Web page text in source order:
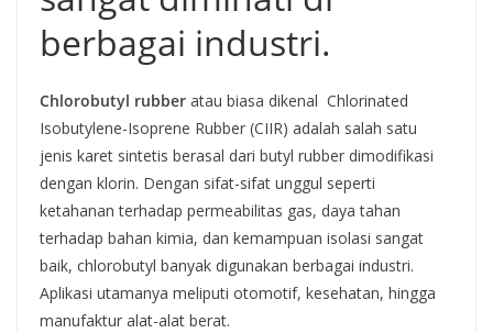
berbagai industri.
Chlorobutyl rubber atau biasa dikenal Chlorinated
Isobutylene-Isoprene Rubber (CIIR) adalah salah satu
jenis karet sintetis berasal dari butyl rubber dimodifikasi
dengan klorin. Dengan sifat-sifat unggul seperti
ketahanan terhadap permeabilitas gas, daya tahan
terhadap bahan kimia, dan kemampuan isolasi sangat
baik, chlorobutyl banyak digunakan berbagai industri.
Aplikasi utamanya meliputi otomotif, kesehatan, hingga
manufaktur alat-alat berat.